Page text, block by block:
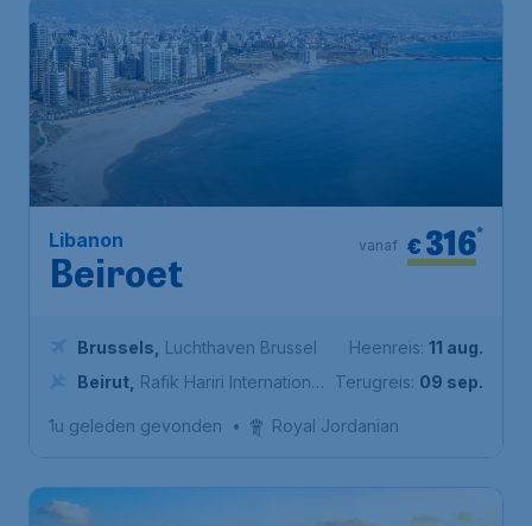
Libanon
Beiroet
€316*
vanaf
Brussels
Luchthaven Brussel
Beirut Rafik Hariri International
Heenreis: 11 aug.
Terugreis: 09 sep.
1u geleden gevonden • Royal Jordanian